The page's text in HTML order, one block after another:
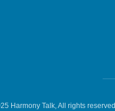
Harmony Talk, All rights reserved.